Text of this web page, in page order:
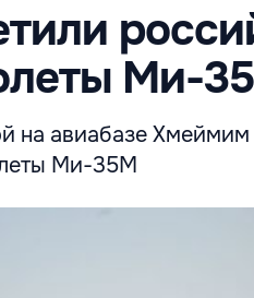
Ми-
на авиабазе
Ми-35М